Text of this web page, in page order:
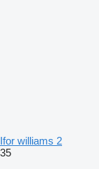
Ifor williams 2
35